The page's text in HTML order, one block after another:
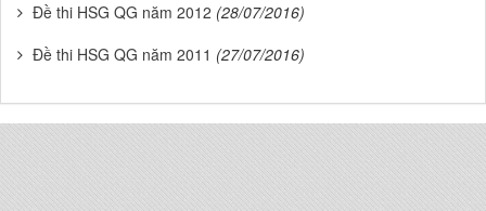
Đề thi HSG QG năm 2012 (28/07/2016)
Đề thi HSG QG năm 2011 (27/07/2016)